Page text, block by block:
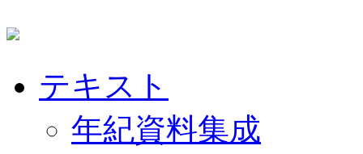
テキスト
年紀資料集成